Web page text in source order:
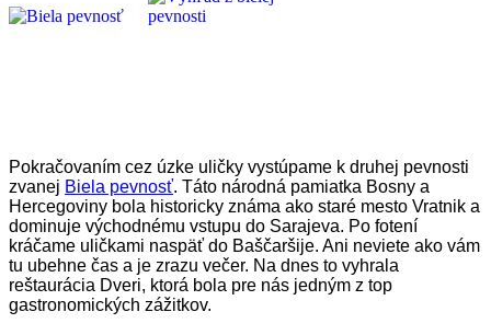
Pokračovaním cez úzke uličky vystúpame k druhej pevnosti
zvanej Biela pevnosť. Táto národná pamiatka Bosny a
Hercegoviny bola historicky známa ako staré mesto Vratnik a
dominuje východnému vstupu do Sarajeva. Po fotení
kráčame uličkami naspäť do Baščaršije. Ani neviete ako vám
tu ubehne čas a je zrazu večer. Na dnes to vyhrala
reštaurácia Dveri, ktorá bola pre nás jedným z top
gastronomických zážitkov.